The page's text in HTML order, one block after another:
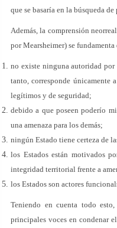
que se basaría en la búsqueda
Además, la comprensión
por Mearsheimer) se
no existe ninguna autoridad por
tanto, corresponde únicamente
legítimos y de seguridad;
debido a que poseen poderío
una amenaza para los demás;
ningún Estado tiene certeza de
los Estados están motivados
integridad territorial frente a
los Estados son actores
Teniendo en cuenta todo
principales voces en condenar